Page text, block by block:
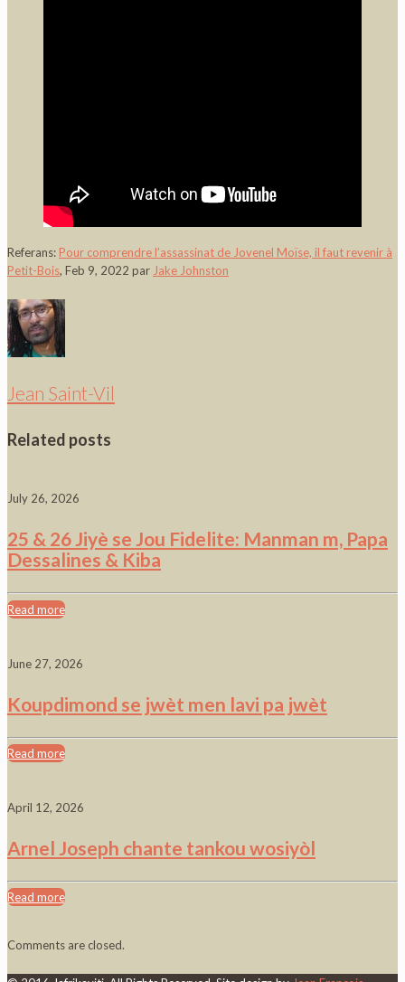
Referans: Pour comprendre l’assassinat de Jovenel Moïse, il faut revenir à
Petit-Bois, Feb 9, 2022 par Jake Johnston
Jean Saint-Vil
Related posts
July 26, 2026
25 & 26 Jiyè se Jou Fidelite: Manman m, Papa
Dessalines & Kiba
Read more
June 27, 2026
Koupdimond se jwèt men lavi pa jwèt
Read more
April 12, 2026
Arnel Joseph chante tankou wosiyòl
Read more
Comments are closed.